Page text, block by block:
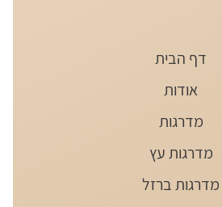
דף הבית
אודות
מדרגות
מדרגות עץ
מדרגות ברזל